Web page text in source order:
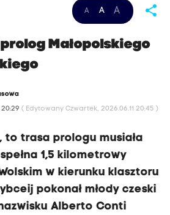
A A A share
Małopolskiego
20:29 ( Edytowany Czwartek, 2026.06.11 20:45 )
to trasa prologu musiała
1,5 kilometrowy
w kierunku klasztoru
pokonał młody czeski
Alberto Conti